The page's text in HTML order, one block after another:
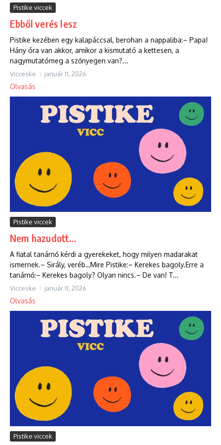
Pistike viccek
Ebből verés lesz
Pistike kezében egy kalapáccsal, berohan a nappaliba:– Papa!
Hány óra van akkor, amikor a kismutató a kettesen, a
nagymutatómeg a szőnyegen van?...
Vicceske január 11, 2026
Olvasás
Pistike viccek
Nem hazudott…
A fiatal tanárnő kérdi a gyerekeket, hogy milyen madarakat
ismernek.– Sirály, veréb…Mire Pistike:– Kerekes bagoly.Erre a
tanárnő:– Kerekes bagoly? Olyan nincs.– De van! T...
Vicceske január 11, 2026
Olvasás
Pistike viccek